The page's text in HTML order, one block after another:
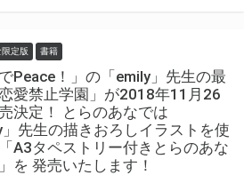
限定版 書籍
でPeace！」の「emily」先生の最
愛禁止学園」が2018年11月26
決定！ とらのあなでは
」先生の描きおろしイラストを使
A3タペストリー付きとらのあな
を 発売いたします！